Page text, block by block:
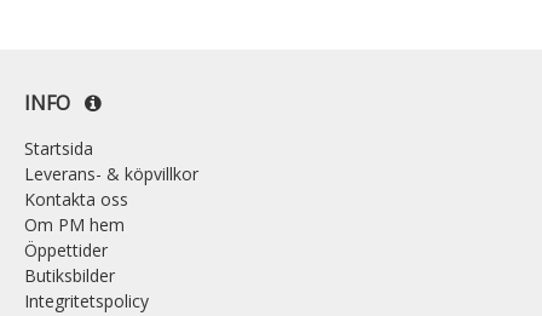
INFO
Startsida
Leverans- & köpvillkor
Kontakta oss
Om PM hem
Öppettider
Butiksbilder
Integritetspolicy